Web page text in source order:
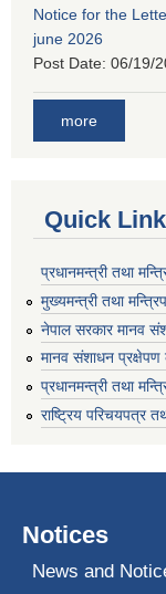
Notice for the
june 2026
Post Date: 06/19/
more
Quick
प्रधानमन्त्री तथा
मुख्यमन्त्री तथा
नेपाल सरकार मानव
मानव संशाधन प्रक्षेपण
प्रधानमन्त्री तथा
राष्ट्रिय परिचयपत्र
Notices
News and